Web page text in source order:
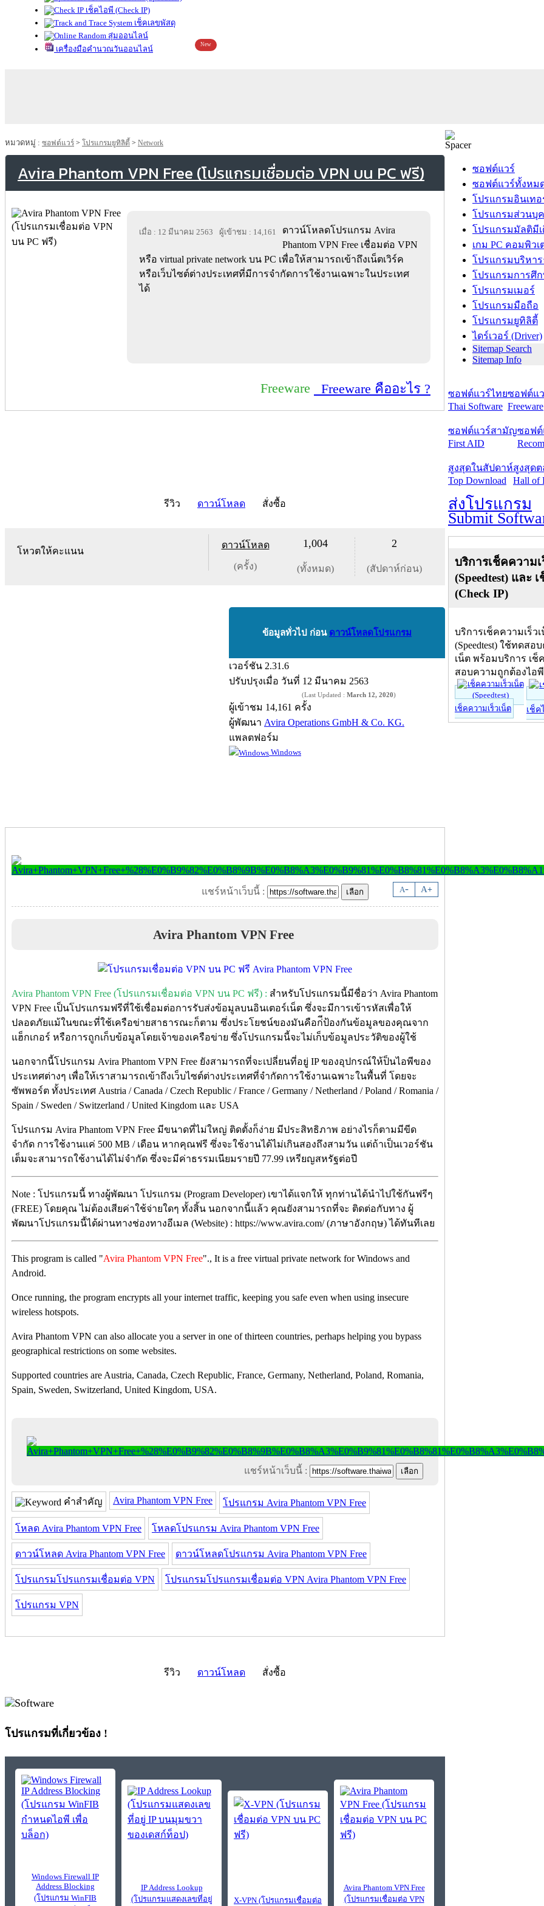
เช็คไอพี (Check IP)
เช็คเลขพัสดุ
สุ่มออนไลน์
เครื่องมือคำนวณวันออนไลน์
New
หมวดหมู่ : ซอฟต์แวร์ > โปรแกรมยูทิลิตี้ > Network
Avira Phantom VPN Free (โปรแกรมเชื่อมต่อ VPN บน PC ฟรี)
เมื่อ : 12 มีนาคม 2563 ผู้เข้าชม : 14,161
ดาวน์โหลดโปรแกรม Avira
Phantom VPN Free เชื่อมต่อ VPN
หรือ virtual private network บน PC เพื่อให้สามารถเข้าถึงเน็ตเวิร์ค
หรือเว็บไซต์ต่างประเทศที่มีการจำกัดการใช้งานเฉพาะในประเทศ
ได้
Freeware Freeware คืออะไร ?
รีวิว ดาวน์โหลด สั่งซื้อ
โหวตให้คะแนน
ดาวน์โหลด
(ครั้ง)
1,004
(ทั้งหมด)
2
(สัปดาห์ก่อน)
ข้อมูลทั่วไป ก่อน ดาวน์โหลดโปรแกรม
เวอร์ชัน 2.31.6
ปรับปรุงเมื่อ วันที่ 12 มีนาคม 2563
(Last Updated : March 12, 2020)
ผู้เข้าชม 14,161 ครั้ง
ผู้พัฒนา Avira Operations GmbH & Co. KG.
แพลตฟอร์ม
Windows
A- A+
แชร์หน้าเว็บนี้ :
Avira Phantom VPN Free
Avira Phantom VPN Free (โปรแกรมเชื่อมต่อ VPN บน PC ฟรี) : สำหรับโปรแกรมนี้มีชื่อว่า Avira Phantom
VPN Free เป็นโปรแกรมฟรีที่ใช้เชื่อมต่อการรับส่งข้อมูลบนอินเตอร์เน็ต ซึ่งจะมีการเข้ารหัสเพื่อให้
ปลอดภัยแม้ในขณะที่ใช้เครือข่ายสาธารณะก็ตาม ซึ่งประโยชน์ของมันคือก่ีป้องกันข้อมูลของคุณจาก
แฮ็กเกอร์ หรือการถูกเก็บข้อมูลโดยเจ้าของเครือข่าย ซึ่งโปรแกรมนี้จะไม่เก็บข้อมูลประวัติของผู้ใช้
นอกจากนี้โปรแกรม Avira Phantom VPN Free ยังสามารถที่จะเปลี่ยนที่อยู่ IP ของอุปกรณ์ให้ป็นไอพีของ
ประเทศต่างๆ เพื่อให้เราสามารถเข้าถึงเว็บไซต์ต่างประเทศที่จำกัดการใช้งานเฉพาะในพื้นที่ โดยจะ
ซัพพอร์ต ทั้งประเทศ Austria / Canada / Czech Republic / France / Germany / Netherland / Poland / Romania /
Spain / Sweden / Switzerland / United Kingdom และ USA
โปรแกรม Avira Phantom VPN Free มีขนาดที่ไม่ใหญ่ ติดตั้งก็ง่าย มีประสิทธิภาพ อย่างไรก็ตามมีขีด
จำกัด การใช้งานแค่ 500 MB / เดือน หากคุณฟรี ซึ่งจะใช้งานได้ไม่เกินสองถึงสามวัน แต่ถ้าเป็นเวอร์ชัน
เต็มจะสามารถใช้งานได้ไม่จำกัด ซึ่งจะมีค่าธรรมเนียมรายปี 77.99 เหรียญสหรัฐต่อปี
Note : โปรแกรมนี้ ทางผู้พัฒนา โปรแกรม (Program Developer) เขาได้แจกให้ ทุกท่านได้นำไปใช้กันฟรีๆ
(FREE) โดยคุณ ไม่ต้องเสียค่าใช้จ่ายใดๆ ทั้งสิ้น นอกจากนี้แล้ว คุณยังสามารถที่จะ ติดต่อกับทาง ผู้
พัฒนาโปรแกรมนี้ได้ผ่านทางช่องทางอีเมล (Website) : https://www.avira.com/ (ภาษาอังกฤษ) ได้ทันทีเลย
This program is called "Avira Phantom VPN Free"., It is a free virtual private network for Windows and
Android.
Once running, the program encrypts all your internet traffic, keeping you safe even when using insecure
wireless hotspots.
Avira Phantom VPN can also allocate you a server in one of thirteen countries, perhaps helping you bypass
geographical restrictions on some websites.
Supported countries are Austria, Canada, Czech Republic, France, Germany, Netherland, Poland, Romania,
Spain, Sweden, Switzerland, United Kingdom, USA.
แชร์หน้าเว็บนี้ :
คำสำคัญ Avira Phantom VPN Free โปรแกรม Avira Phantom VPN Free
โหลด Avira Phantom VPN Free โหลดโปรแกรม Avira Phantom VPN Free
ดาวน์โหลด Avira Phantom VPN Free ดาวน์โหลดโปรแกรม Avira Phantom VPN Free
โปรแกรมโปรแกรมเชื่อมต่อ VPN โปรแกรมโปรแกรมเชื่อมต่อ VPN Avira Phantom VPN Free
โปรแกรม VPN
รีวิว ดาวน์โหลด สั่งซื้อ
โปรแกรมที่เกี่ยวข้อง !
Windows Firewall IP
Address Blocking
(โปรแกรม WinFIB
IP Address Lookup
(โปรแกรมแสดงเลขที่อยู่
X-VPN (โปรแกรมเชื่อมต่อ
Avira Phantom VPN Free
(โปรแกรมเชื่อมต่อ VPN
ซอฟต์แวร์
ซอฟต์แวร์ทั้งหม
โปรแกรมอินเทอ
โปรแกรมส่วนบุ
โปรแกรมมัลติมีเ
เกม PC คอมพิวเ
โปรแกรมบริหา
โปรแกรมการศึ
โปรแกรมเมอร์
โปรแกรมมือถือ
โปรแกรมยูทิลิตี้
ไดร์เวอร์ (Driver)
Sitemap Search
Sitemap Info
ซอฟต์แวร์ไทย
Thai Software
ซอฟต์แ
Freeware
ซอฟต์แวร์สามัญ
First AID
ซอฟต์
สูงสุดในสัปดาห์
Top Download
สูงสุด
Hall of
ส่งโปรแกรม
Submit
บริการเช็คความเ
(Speedtest) และ
(Check IP)
บริการเช็คความเร็ว
(Speedtest) ใช้ทดสอ
เน็ต พร้อมบริการ เช็
สอบความถูกต้องไอ
เช็คความเร็วเน็ต เช็ค